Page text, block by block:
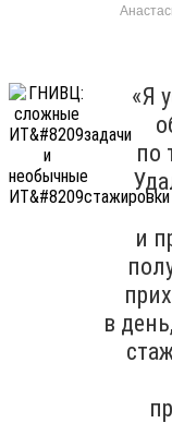
«Я
по
и
в